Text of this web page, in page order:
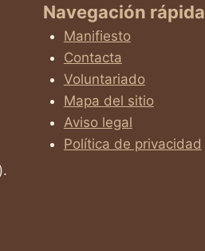
Navegación rápida
Manifiesto
Contacta
Voluntariado
Mapa del sitio
Aviso legal
Política de privacidad